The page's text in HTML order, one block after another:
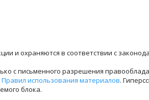
и охраняются в соответствии с
с письменного разрешения
Правил использования материалов.
блока.